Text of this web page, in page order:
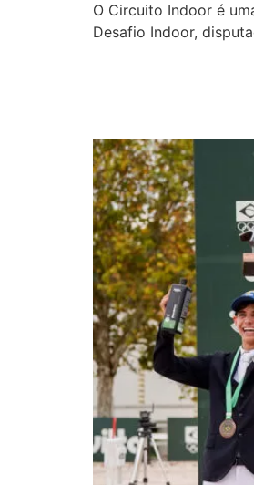
O Circuito Indoor é
Desafio Indoor,